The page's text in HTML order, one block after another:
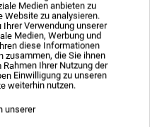
Medien anbieten zu
Website zu analysieren.
Verwendung unserer
Medien, Werbung und
diese Informationen
zusammen, die Sie ihnen
Ihrer Nutzung der
Einwilligung zu unseren
weiterhin nutzen.
unserer
des Herstellers zu